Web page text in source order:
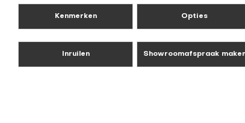
Kenmerken Opties
Inruilen Showroomafspraak